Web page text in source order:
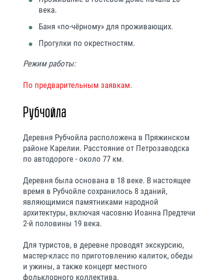
века.
Баня «по-чёрному» для проживающих.
Прогулки по окрестностям.
Режим работы:
По предварительным заявкам.
Рубчойла
Деревня Рубчойла расположена в Пряжинском
районе Карелии. Расстояние от Петрозаводска
по автодороге - около 77 км.
Деревня была основана в 18 веке. В настоящее
время в Рубчойле сохранилось 8 зданий,
являющимися памятниками народной
архитектуры, включая часовню Иоанна Предтечи
2-й половины 19 века.
Для туристов, в деревне проводят экскурсию,
мастер-класс по приготовлению калиток, обеды
и ужины, а также концерт местного
фольклорного коллектива.